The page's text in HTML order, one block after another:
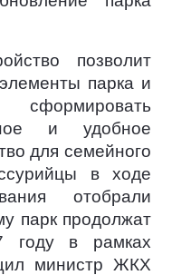
позволит
парка и
и удобное
для семейного
в ходе
отобрали
парк продолжат
году в рамках
министр ЖКХ